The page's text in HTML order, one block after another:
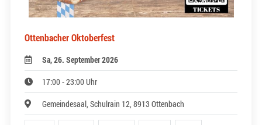
Ottenbacher Oktoberfest
Sa, 26. September 2026
17:00 - 23:00 Uhr
Gemeindesaal, Schulrain 12, 8913 Ottenbach